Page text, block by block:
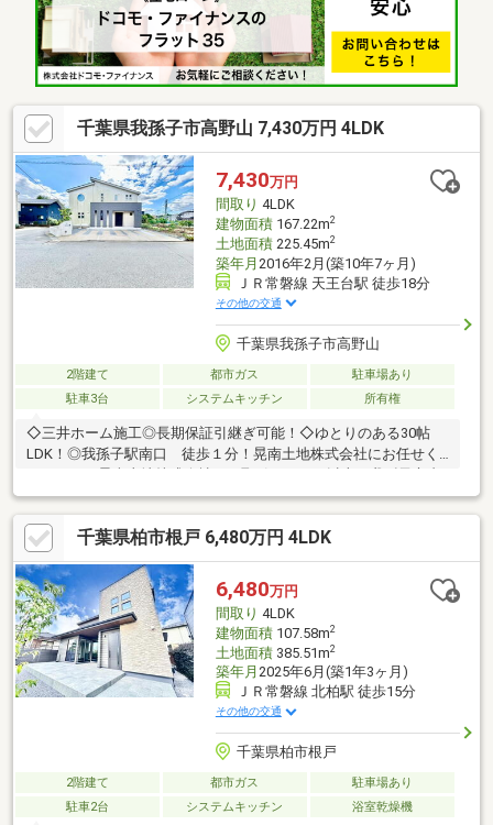
千葉県我孫子市高野山 7,430万円 4LDK
7,430万円
間取り 4LDK
建物面積167.22m2
土地面積225.45m2
築年月 2016年2月(築10年7ヶ月)
ＪＲ常磐線 天王台駅 徒歩18分
その他の交通
千葉県我孫子市高野山
2階建て 都市ガス
駐車場あり
駐車3台
システムキッチン 所有権
◇三井ホーム施工◎長期保証引継ぎ可能！◇ゆとりのある30帖
LDK！◎我孫子駅南口 徒歩１分！晃南土地株式会社にお任せく
ださい！！晃南土地株式会社はお取引の９０％以上が我孫子市内
です。社員も我孫子に所縁のあるものだけなので安心です！当日
案内もしっかり対応！！住宅ローン相談もみなさまお気軽にいた
だいております。晃南土地株式会社：電話番号【０４－７１８２
－６６６２】担当 西村【080-8493-3913】までお問合せください
千葉県柏市根戸 6,480万円 4LDK
6,480万円
間取り 4LDK
建物面積107.58m2
土地面積385.51m2
築年月 2025年6月(築1年3ヶ月)
ＪＲ常磐線 北柏駅 徒歩15分
その他の交通
千葉県柏市根戸
2階建て 都市ガス
駐車場あり
駐車2台
システムキッチン 浴室乾燥機